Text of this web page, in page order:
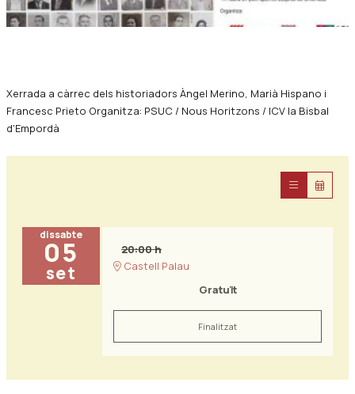
Xerrada a càrrec dels historiadors Àngel Merino, Marià Hispano i
Francesc Prieto Organitza: PSUC / Nous Horitzons / ICV la Bisbal
d'Empordà
dissabte
05
set
20:00 h
Castell Palau
Gratuït
Finalitzat